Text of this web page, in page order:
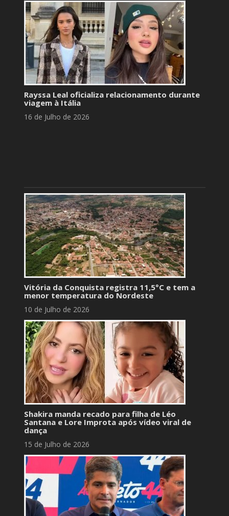
Rayssa Leal oficializa relacionamento durante
viagem à Itália
16 de Julho de 2026
Vitória da Conquista registra 11,5°C e tem a
menor temperatura do Nordeste
10 de Julho de 2026
Shakira manda recado para filha de Léo
Santana e Lore Improta após vídeo viral de
dança
15 de Julho de 2026